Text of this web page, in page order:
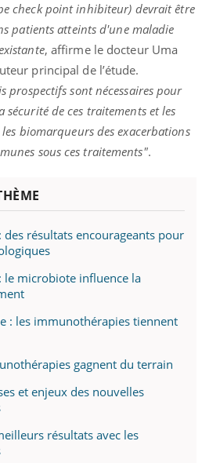
check point inhibiteur) devrait être
patients atteints d'une maladie
, affirme le docteur Uma
principal de l’étude.
prospectifs sont nécessaires pour
de ces traitements et les
biomarqueurs des exacerbations
sous ces traitements".
résultats encourageants pour
le microbiote influence la
: les immunothérapies tiennent
gagnent du terrain
et enjeux des nouvelles
résultats avec les